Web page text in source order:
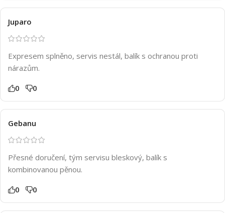
Juparo
Expresem splněno, servis nestál, balík s ochranou proti
nárazům.
0 0
Gebanu
Přesné doručení, tým servisu bleskový, balík s
kombinovanou pěnou.
0 0